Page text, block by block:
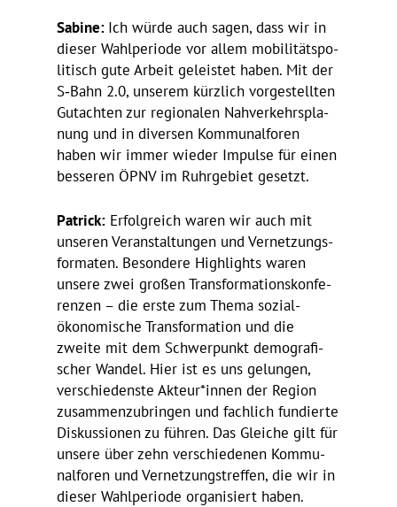
Sabine: Ich würde auch sagen, dass wir in
dieser Wahl­pe­riode vor allem mobi­li­täts­po­
li­tisch gute Arbeit geleistet haben. Mit der
S‑Bahn 2.0, unserem kürz­lich vorge­stellten
Gutachten zur regio­nalen Nahver­kehrs­pla­
nung und in diversen Kommu­nal­foren
haben wir immer wieder Impulse für einen
besseren ÖPNV im Ruhr­ge­biet gesetzt.
Patrick: Erfolg­reich waren wir auch mit
unseren Veran­stal­tungen und Vernet­zungs­
for­maten. Beson­dere High­lights waren
unsere zwei großen Trans­for­ma­ti­ons­kon­fe­
renzen – die erste zum Thema sozial-
ökono­mi­sche Trans­for­ma­tion und die
zweite mit dem Schwer­punkt demo­gra­fi­
scher Wandel. Hier ist es uns gelungen,
verschie­denste Akteur*innen der Region
zusam­men­zu­bringen und fach­lich fundierte
Diskus­sionen zu führen. Das Gleiche gilt für
unsere über zehn verschie­denen Kommu­
nal­foren und Vernet­zungs­treffen, die wir in
dieser Wahl­pe­riode orga­ni­siert haben.